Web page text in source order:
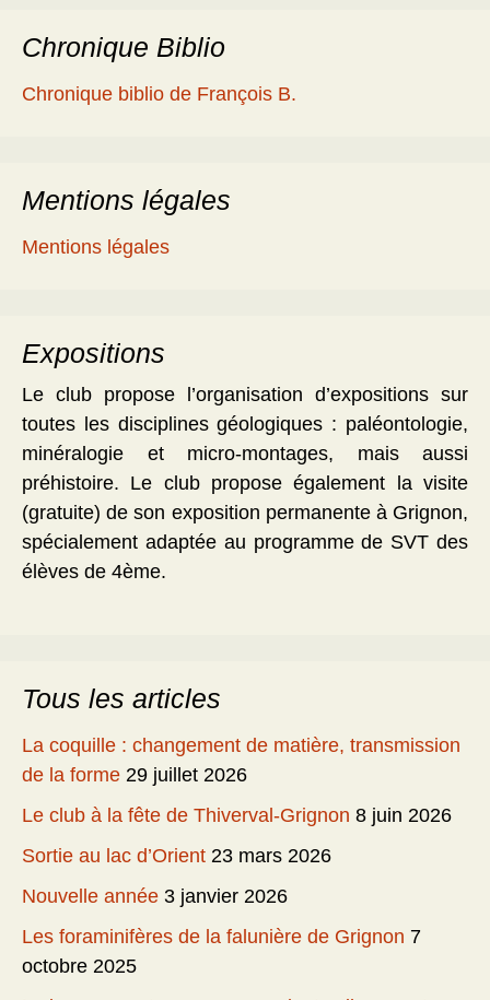
Chronique Biblio
Chronique biblio de François B.
Mentions légales
Mentions légales
Expositions
Le club propose l’organisation d’expositions sur
toutes les disciplines géologiques : paléontologie,
minéralogie et micro-montages, mais aussi
préhistoire. Le club propose également la visite
(gratuite) de son exposition permanente à Grignon,
spécialement adaptée au programme de SVT des
élèves de 4ème.
Tous les articles
La coquille : changement de matière, transmission
de la forme 29 juillet 2026
Le club à la fête de Thiverval-Grignon 8 juin 2026
Sortie au lac d’Orient 23 mars 2026
Nouvelle année 3 janvier 2026
Les foraminifères de la falunière de Grignon 7
octobre 2025